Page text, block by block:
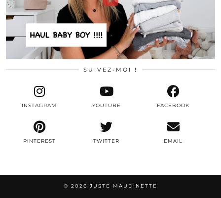
SUIVEZ-MOI !
TWITTER
INSTAGRAM FACEBOOK
PINTEREST
YOUTUBE
EMAIL
© 2026 JUSTE MAUDINETTE